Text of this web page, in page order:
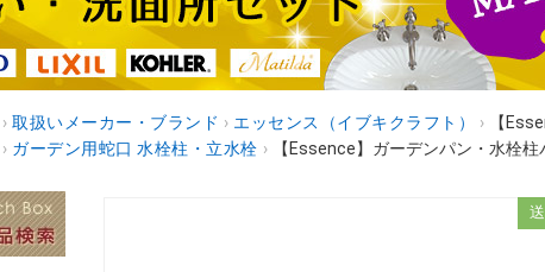
› 取扱いメーカー・ブランド › エッセンス（イブキクラフト） ›
【
› ガーデン用蛇口 水栓柱・立水栓 › 【Essence】ガーデンパン・水栓